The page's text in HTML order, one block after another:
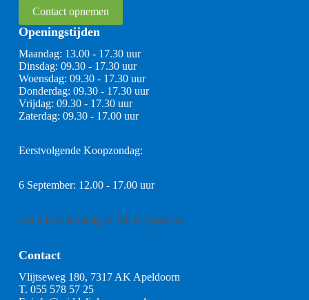
Contact opnemen
Openingstijden
Maandag: 13.00 - 17.30 uur
Dinsdag: 09.30 - 17.30 uur
Woensdag: 09.30 - 17.30 uur
Donderdag: 09.30 - 17.30 uur
Vrijdag: 09.30 - 17.30 uur
Zaterdag: 09.30 - 17.00 uur
Eerstvolgende Koopzondag:
6 September: 12.00 - 17.00 uur
Geen Koopzondag in Juli & Augustus
Contact
Vlijtseweg 180, 7317 AK Apeldoorn
T. 055 578 57 25